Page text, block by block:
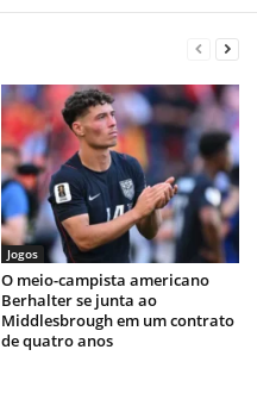
Jogos
O meio-campista americano
Berhalter se junta ao
Middlesbrough em um contrato
de quatro anos